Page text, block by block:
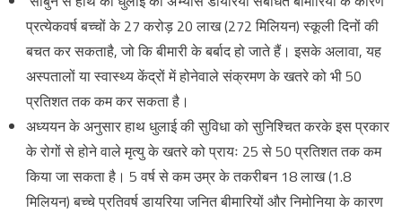
प्रत्येकवर्ष बच्चों के 27 करोड़ 20 लाख (272 मिलियन) स्कूली दिनों की
बचत कर सकताहै, जो कि बीमारी के बर्बाद हो जाते हैं। इसके अलावा, यह
अस्पतालों या स्वास्थ्य केंद्रों में होनेवाले संक्रमण के खतरे को भी 50
प्रतिशत तक कम कर सकता है।
अध्ययन के अनुसार हाथ धुलाई की सुविधा को सुनिश्चित करके इस प्रकार
के रोगों से होने वाले मृत्यु के खतरे को प्रायः 25 से 50 प्रतिशत तक कम
किया जा सकता है। 5 वर्ष से कम उम्र के तकरीबन 18 लाख (1.8
मिलियन) बच्चे प्रतिवर्ष डायरिया जनित बीमारियों और निमोनिया के कारण